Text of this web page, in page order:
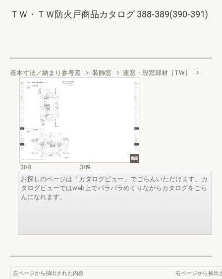
ＴＷ・ＴＷ防火戸商品カタログ 388-389(390-391)
基本寸法／納まり参考図 装飾窓 連窓・段窓部材［TW］
388
389
お探しのページは「カタログビュー」でごらんいただけます。カ
タログビューではweb上でパラパラめくりながらカタログをごら
んになれます。
左ページから抽出された内容
右ページから抽出